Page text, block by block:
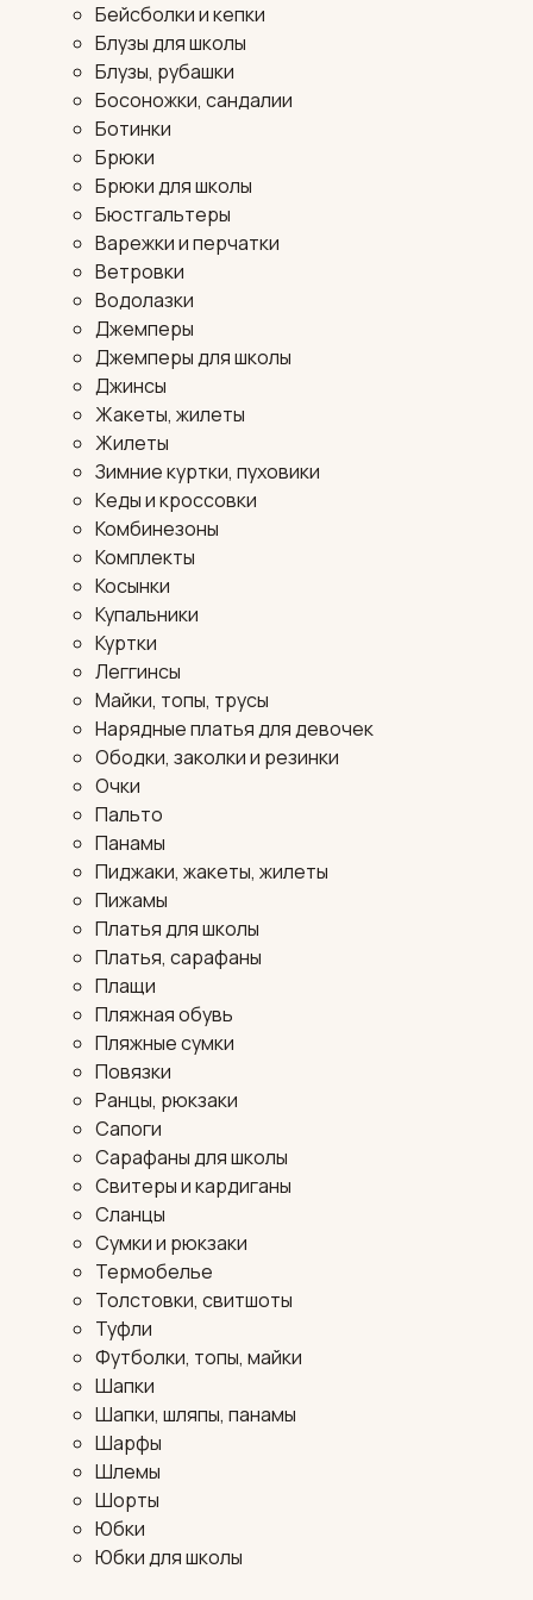
Бейсболки и кепки
Блузы для школы
Блузы, рубашки
Босоножки, сандалии
Ботинки
Брюки
Брюки для школы
Бюстгальтеры
Варежки и перчатки
Ветровки
Водолазки
Джемперы
Джемперы для школы
Джинсы
Жакеты, жилеты
Жилеты
Зимние куртки, пуховики
Кеды и кроссовки
Комбинезоны
Комплекты
Косынки
Купальники
Куртки
Леггинсы
Майки, топы, трусы
Нарядные платья для девочек
Ободки, заколки и резинки
Очки
Пальто
Панамы
Пиджаки, жакеты, жилеты
Пижамы
Платья для школы
Платья, сарафаны
Плащи
Пляжная обувь
Пляжные сумки
Повязки
Ранцы, рюкзаки
Сапоги
Сарафаны для школы
Свитеры и кардиганы
Сланцы
Сумки и рюкзаки
Термобелье
Толстовки, свитшоты
Туфли
Футболки, топы, майки
Шапки
Шапки, шляпы, панамы
Шарфы
Шлемы
Шорты
Юбки
Юбки для школы